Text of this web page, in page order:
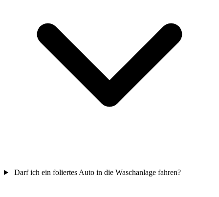
Darf ich ein foliertes Auto in die Waschanlage fahren?